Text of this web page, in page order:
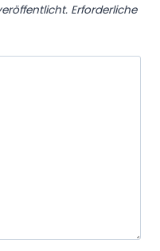
Erforderliche